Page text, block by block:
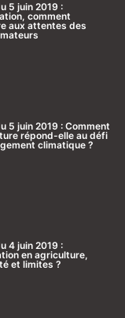
5 juin 2019 :
comment
aux attentes des
5 juin 2019 : Comment
répond-elle au défi
climatique ?
4 juin 2019 :
en agriculture,
et limites ?